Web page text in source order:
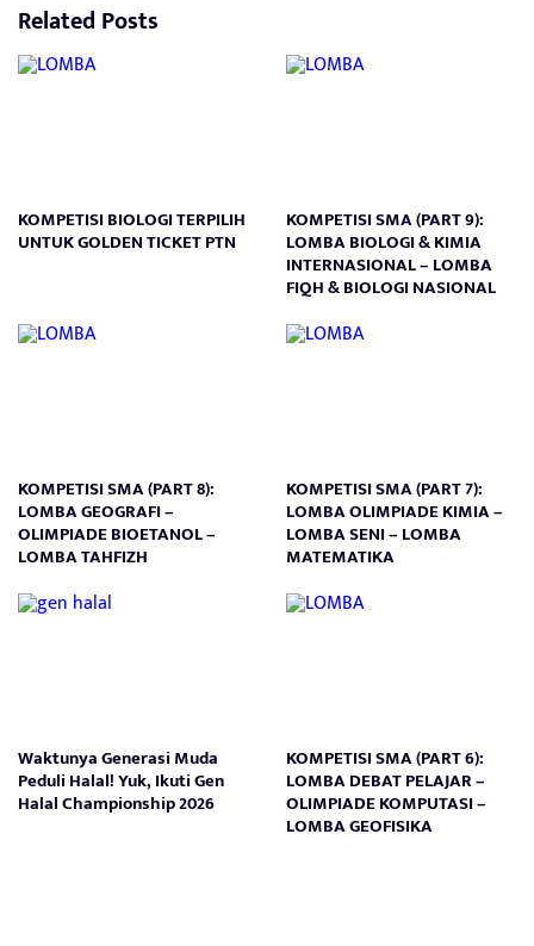
Related Posts
KOMPETISI BIOLOGI TERPILIH
UNTUK GOLDEN TICKET PTN
KOMPETISI SMA (PART 9):
LOMBA BIOLOGI & KIMIA
INTERNASIONAL – LOMBA
FIQH & BIOLOGI NASIONAL
KOMPETISI SMA (PART 8):
LOMBA GEOGRAFI –
OLIMPIADE BIOETANOL –
LOMBA TAHFIZH
KOMPETISI SMA (PART 7):
LOMBA OLIMPIADE KIMIA –
LOMBA SENI – LOMBA
MATEMATIKA
Waktunya Generasi Muda
Peduli Halal! Yuk, Ikuti Gen
Halal Championship 2026
KOMPETISI SMA (PART 6):
LOMBA DEBAT PELAJAR –
OLIMPIADE KOMPUTASI –
LOMBA GEOFISIKA